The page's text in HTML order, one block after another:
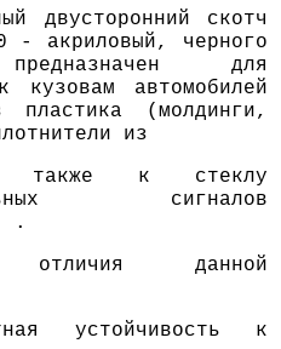
двусторонний скотч
- акриловый, черного
для
кузовам автомобилей
пластика (молдинги,
из
также к стеклу
сигналов
.
отличия данной
устойчивость к